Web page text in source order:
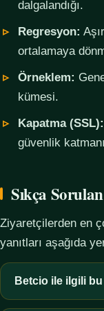
dalgalandığı.
Regresyon:
ortalamaya
Örneklem:
kümesi.
Kapatma (SSL):
güvenlik
Sıkça
Ziyaretçilerden en
yanıtları aşağıda
Betcio ile ilgili
Bu sayfada